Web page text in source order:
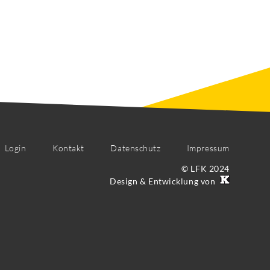
Login Kontakt Datenschutz
Impressum
© LFK 2024
Design & Entwicklung von